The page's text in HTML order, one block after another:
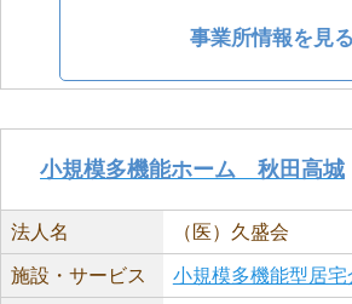
事業所情報を見る
小規模多機能ホーム 秋田高城
法人名 （医）久盛会
施設・サービス 小規模多機能型居宅